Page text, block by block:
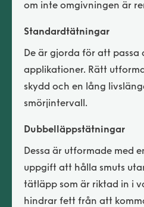
om inte omgivningen är
Standardtätningar
De är gjorda för att passa
applikationer. Rätt
skydd och en lång
smörjintervall.
Dubbelläppstätningar
Dessa är utformade med
uppgift att hålla smuts
tätläpp som är riktad in i
hindrar fett från att